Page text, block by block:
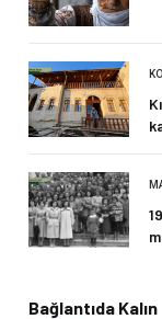
Bağlantıda Kalın